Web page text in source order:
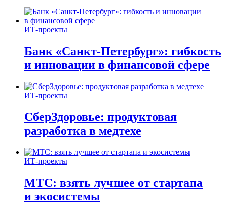
ИТ-проекты
Банк «Санкт-Петербург»: гибкость
и инновации в финансовой сфере
ИТ-проекты
СберЗдоровье: продуктовая
разработка в медтехе
ИТ-проекты
МТС: взять лучшее от стартапа
и экосистемы